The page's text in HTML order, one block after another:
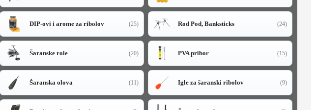
DIP-ovi i arome za ribolov (25) Rod Pod, Banksticks (24)
Šaranske role (20) PVA pribor (15)
Šaranska olova (11) Igle za šaranski ribolov (9)